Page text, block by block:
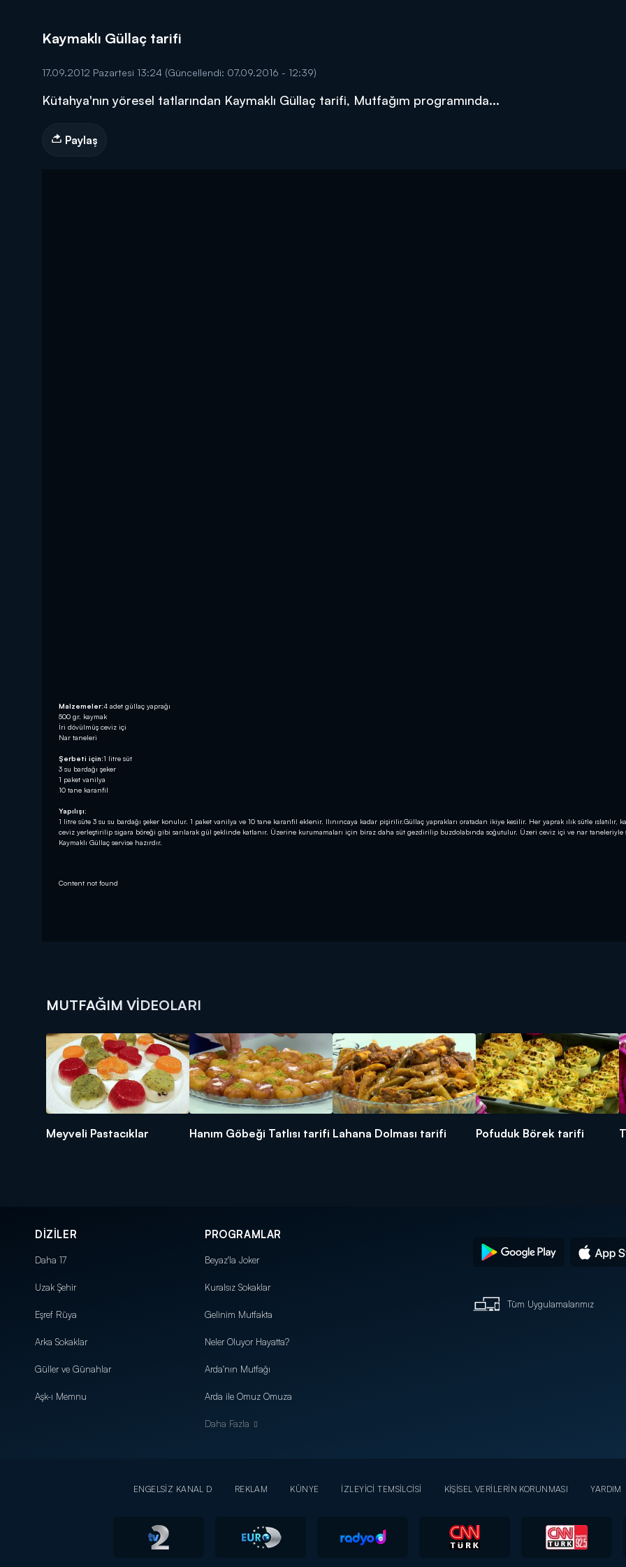
DİĞER SONUÇLAR
Kaymaklı Güllaç tarifi
17.09.2012 Pazartesi 13:24 (Güncellendi: 07.09.2016 - 12:39)
Kütahya'nın yöresel tatlarından Kaymaklı Güllaç tarifi, Mutfağım programında...
Paylaş
Malzemeler:4 adet güllaç yaprağı
500 gr. kaymak
İri dövülmüş ceviz içi
Nar taneleri
Şerbeti için:1 litre süt
3 su bardağı şeker
1 paket vanilya
10 tane karanfil
Yapılışı:
1 litre süte 3 su su bardağı şeker konulur. 1 paket vanilya ve 10 tane karanfil eklenir. Ilınıncaya kadar pişirilir.Güllaç yaprakları oratadan ikiye kesilir. Her yaprak ılık sütle ıslatılır,
ceviz yerleştirilip sigara böreği gibi sarılarak gül şeklinde katlanır. Üzerine kurumamaları için biraz daha süt gezdirilip buzdolabında soğutulur. Üzeri ceviz içi ve nar taneleriyle
Kaymaklı Güllaç servise hazırdır.
Content not found
MUTFAĞIM VIDEOLARI
Meyveli Pastacıklar Hanım Göbeği Tatlısı tarifi Lahana Dolması tarifi Pofuduk Börek tarifi
DİZİLER
Daha 17
Uzak Şehir
Eşref Rüya
Arka Sokaklar
Güller ve Günahlar
Aşk-ı Memnu
PROGRAMLAR
Beyaz'la Joker
Kuralsız Sokaklar
Gelinim Mutfakta
Neler Oluyor Hayatta?
Arda'nın Mutfağı
Arda ile Omuz Omuza
Daha Fazla
Tüm Uygulamalarımız
ENGELSİZ KANAL D REKLAM KÜNYE İZLEYİCİ TEMSİLCİSİ KİŞİSEL VERİLERİN KORUNMASI YARDIM